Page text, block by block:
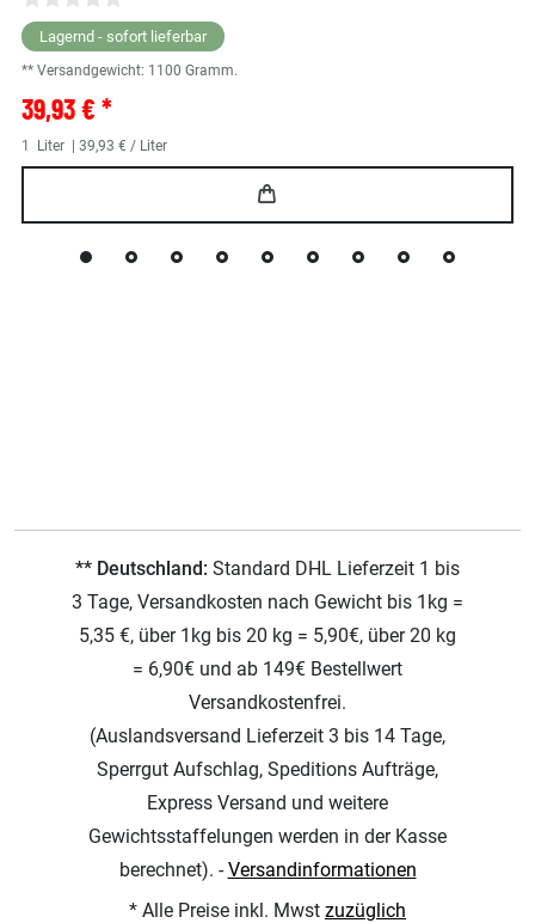
Lagernd - sofort lieferbar
** Versandgewicht: 1100 Gramm.
39,93 € *
1 Liter | 39,93 € / Liter
** Deutschland: Standard DHL Lieferzeit 1 bis
3 Tage, Versandkosten nach Gewicht bis 1kg =
5,35 €, über 1kg bis 20 kg = 5,90€, über 20 kg
= 6,90€ und ab 149€ Bestellwert
Versandkostenfrei.
(Auslandsversand Lieferzeit 3 bis 14 Tage,
Sperrgut Aufschlag, Speditions Aufträge,
Express Versand und weitere
Gewichtsstaffelungen werden in der Kasse
berechnet). -Versandinformationen
* Alle Preise inkl. Mwst zuzüglich